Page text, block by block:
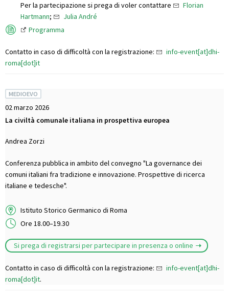
Per la partecipazione si prega di voler contattare
Florian
Hartmann;
Julia André
Programma
Contatto in caso di difficoltà con la registrazione:
info-event[at]dhi-
roma[dot]it
MEDIOEVO
02 marzo 2026
La civiltà comunale italiana in prospettiva europea
Andrea Zorzi
Conferenza pubblica in ambito del convegno "La governance dei
comuni italiani fra tradizione e innovazione. Prospettive di ricerca
italiane e tedesche".
Istituto Storico Germanico di Roma
Ore 18.00–19.30
Si prega di registrarsi per partecipare in presenza o online
Contatto in caso di difficoltà con la registrazione:
info-event[at]dhi-
roma[dot]it.